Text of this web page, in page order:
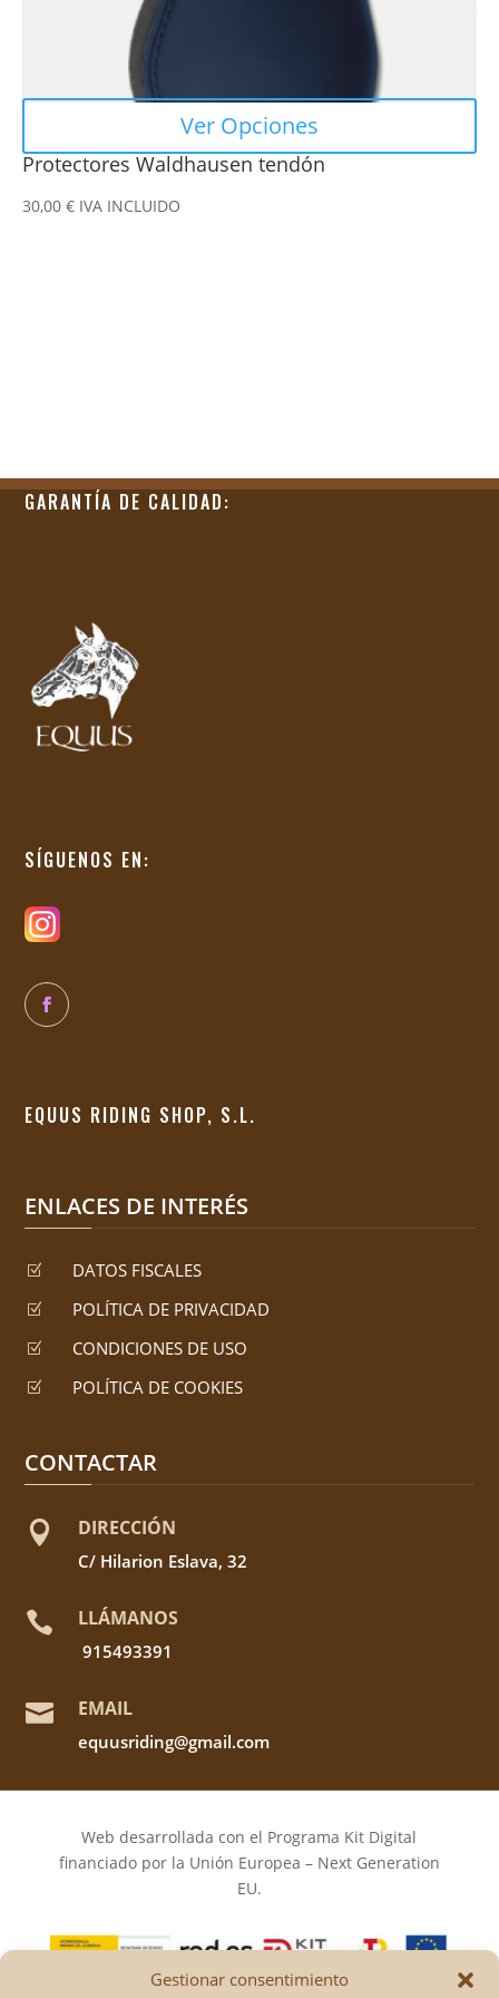
Gestionar consentimiento
Protectores Waldhausen tendón
30,00 € IVA INCLUIDO
Ver Opciones
GARANTÍA DE CALIDAD:
SÍGUENOS EN:
EQUUS RIDING SHOP, S.L.
ENLACES DE INTERÉS
Z DATOS FISCALES
Z POLÍTICA DE PRIVACIDAD
Z CONDICIONES DE USO
Z POLÍTICA DE COOKIES
CONTACTAR
 DIRECCIÓN
C/ Hilarion Eslava, 32
 LLÁMANOS
915493391
 EMAIL
equusriding@gmail.com
Web desarrollada con el Programa Kit Digital
financiado por la Unión Europea – Next Generation
EU.